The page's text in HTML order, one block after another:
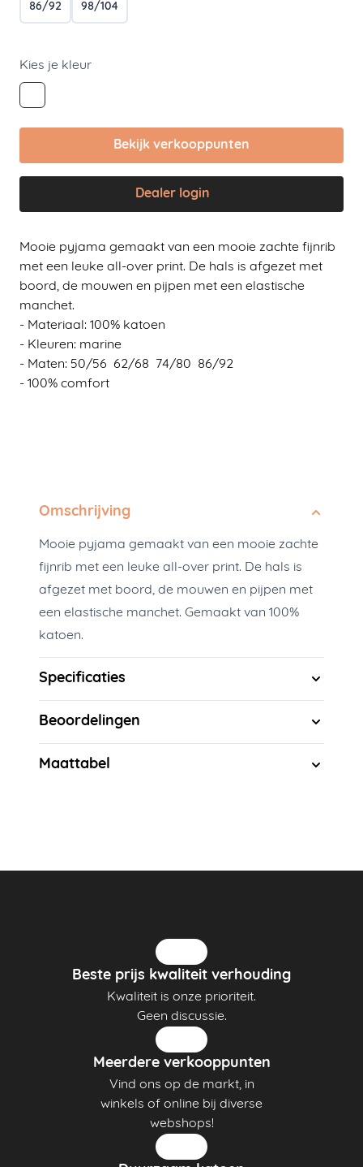
86/92 98/104
Kies je kleur
Bekijk verkooppunten
Dealer login
Mooie pyjama gemaakt van een mooie zachte fijnrib
met een leuke all-over print. De hals is afgezet met
boord, de mouwen en pijpen met een elastische
manchet.
- Materiaal: 100% katoen
- Kleuren: marine
- Maten: 50/56 62/68 74/80 86/92
- 100% comfort
Omschrijving
Mooie pyjama gemaakt van een mooie zachte
fijnrib met een leuke all-over print. De hals is
afgezet met boord, de mouwen en pijpen met
een elastische manchet. Gemaakt van 100%
katoen.
Specificaties
Beoordelingen
Maattabel
Beste prijs kwaliteit verhouding
Kwaliteit is onze prioriteit.
Geen discussie.
Meerdere verkooppunten
Vind ons op de markt, in
winkels of online bij diverse
webshops!